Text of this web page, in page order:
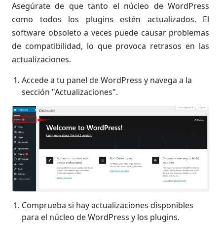
Asegúrate de que tanto el núcleo de WordPress
como todos los plugins estén actualizados. El
software obsoleto a veces puede causar problemas
de compatibilidad, lo que provoca retrasos en las
actualizaciones.
Accede a tu panel de WordPress y navega a la
sección "Actualizaciones".
Comprueba si hay actualizaciones disponibles
para el núcleo de WordPress y los plugins.